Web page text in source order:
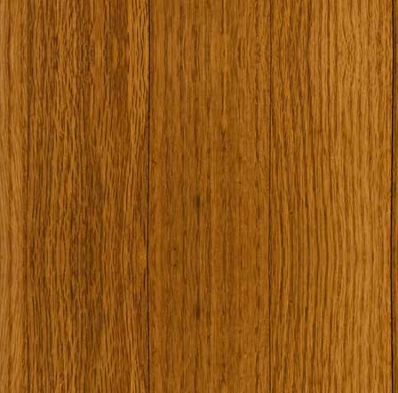
Наши туристически обекти Някой ден… Открит музей
Фото галерия